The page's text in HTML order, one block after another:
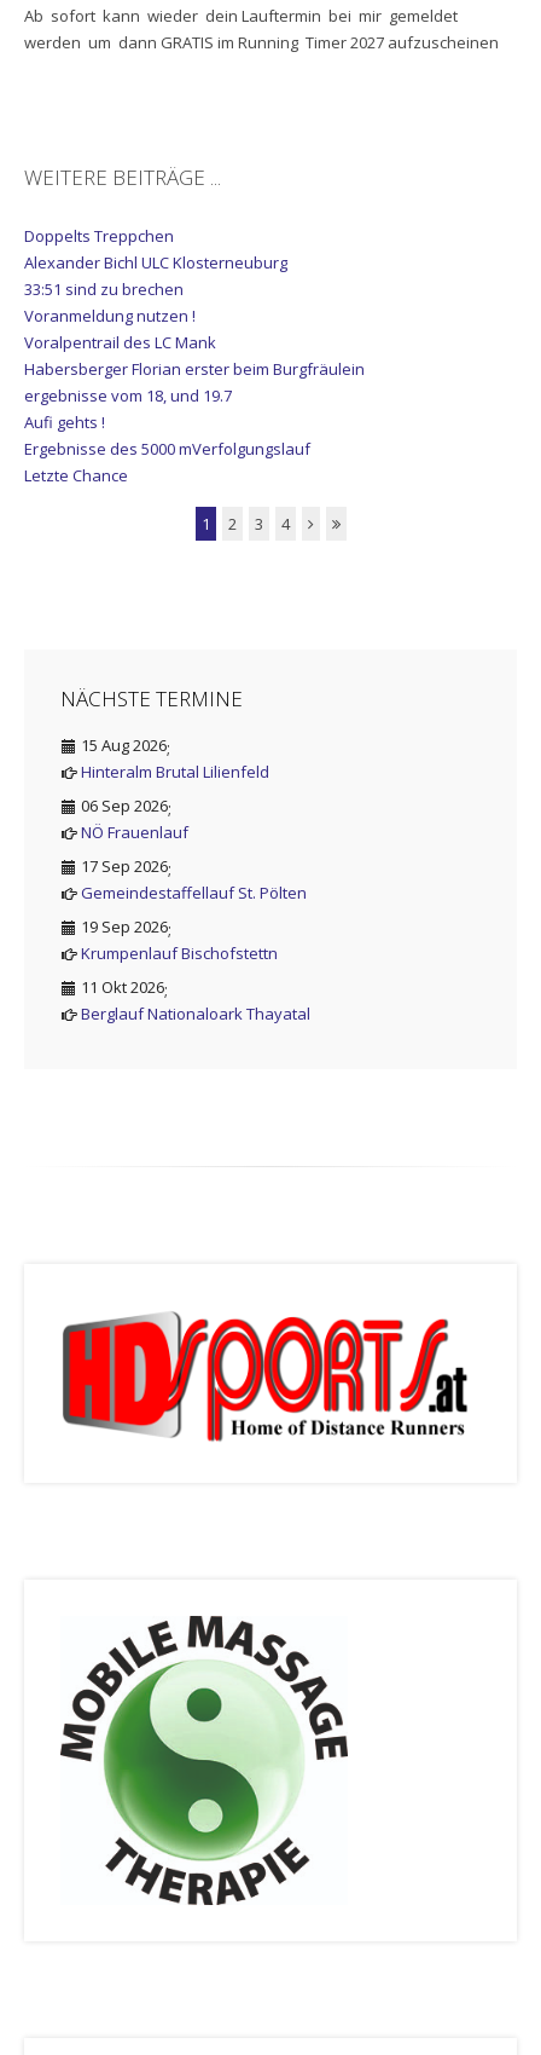
Ab sofort kann wieder dein Lauftermin bei mir gemeldet
werden um dann GRATIS im Running Timer 2027 aufzuscheinen
WEITERE BEITRÄGE ...
Doppelts Treppchen
Alexander Bichl ULC Klosterneuburg
33:51 sind zu brechen
Voranmeldung nutzen !
Voralpentrail des LC Mank
Habersberger Florian erster beim Burgfräulein
ergebnisse vom 18, und 19.7
Aufi gehts !
Ergebnisse des 5000 mVerfolgungslauf
Letzte Chance
1 2 3 4
NÄCHSTE TERMINE
15 Aug 2026;
Hinteralm Brutal Lilienfeld
06 Sep 2026;
NÖ Frauenlauf
17 Sep 2026;
Gemeindestaffellauf St. Pölten
19 Sep 2026;
Krumpenlauf Bischofstettn
11 Okt 2026;
Berglauf Nationaloark Thayatal